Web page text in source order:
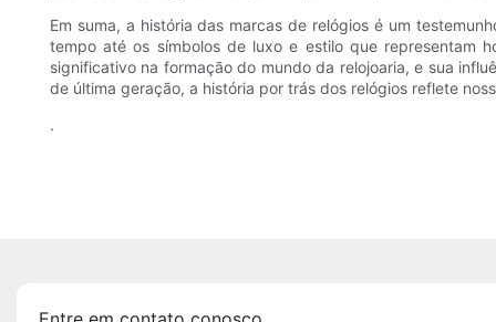
Em suma, a história das marcas de relógios é um
tempo até os símbolos de luxo e estilo que representam
significativo na formação do mundo da relojoaria, e sua
de última geração, a história por trás dos relógios reflete
.